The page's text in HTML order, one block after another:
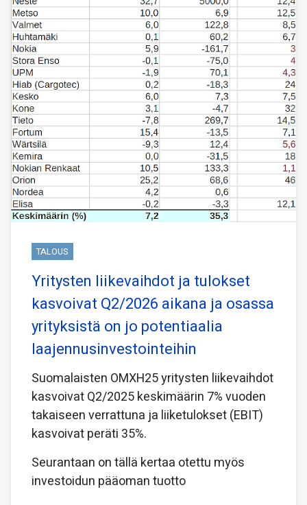
TALOUS
Yritysten liikevaihdot ja tulokset
kasvoivat Q2/2026 aikana ja osassa
yrityksistä on jo potentiaalia
laajennusinvestointeihin
Suomalaisten OMXH25 yritysten liikevaihdot
kasvoivat Q2/2025 keskimäärin 7% vuoden
takaiseen verrattuna ja liiketulokset (EBIT)
kasvoivat peräti 35%.
Seurantaan on tällä kertaa otettu myös
investoidun pääoman tuotto